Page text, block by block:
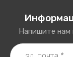
Напишите нам